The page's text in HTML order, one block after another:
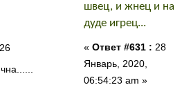
швец, и жнец и на
дуде игрец...
« Ответ #631 : 28
Январь, 2020,
06:54:23 am »